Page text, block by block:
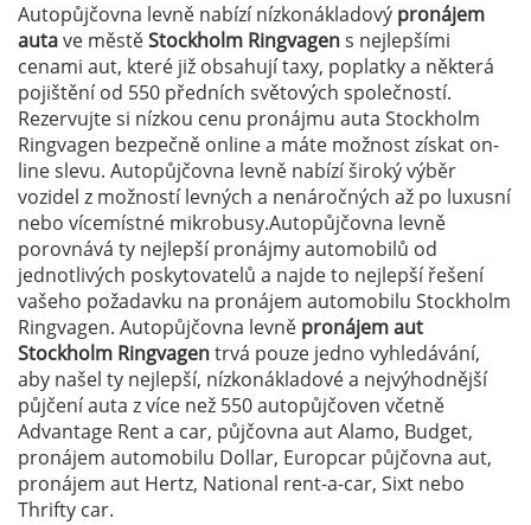
Autopůjčovna levně nabízí nízkonákladový pronájem
autave městěStockholm Ringvagens nejlepšími
cenami aut, které již obsahují taxy, poplatky a některá
pojištění od 550 předních světových společností.
Rezervujte si nízkou cenu pronájmu auta Stockholm
Ringvagen bezpečně online a máte možnost získat on-
line slevu. Autopůjčovna levně nabízí široký výběr
vozidel z možností levných a nenáročných až po luxusní
nebo vícemístné mikrobusy.Autopůjčovna levně
porovnává ty nejlepší pronájmy automobilů od
jednotlivých poskytovatelů a najde to nejlepší řešení
vašeho požadavku na pronájem automobilu Stockholm
Ringvagen. Autopůjčovna levně pronájem aut
Stockholm Ringvagentrvá pouze jedno vyhledávání,
aby našel ty nejlepší, nízkonákladové a nejvýhodnější
půjčení auta z více než 550 autopůjčoven včetně
Advantage Rent a car, půjčovna aut Alamo, Budget,
pronájem automobilu Dollar, Europcar půjčovna aut,
pronájem aut Hertz, National rent-a-car, Sixt nebo
Thrifty car.